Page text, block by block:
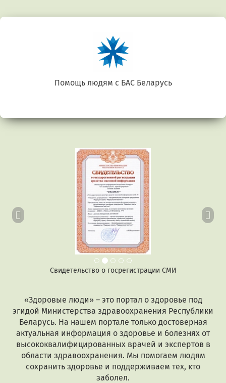
Помощь людям с БАС Беларусь
Свидетельство о госрегистрации СМИ
Предыдущий
«Здоровые люди» – это портал о здоровье под
эгидой Министерства здравоохранения Республики
Беларусь. На нашем портале только достоверная
актуальная информация о здоровье и болезнях от
высококвалифицированных врачей и экспертов в
области здравоохранения. Мы помогаем людям
сохранить здоровье и поддерживаем тех, кто
заболел.